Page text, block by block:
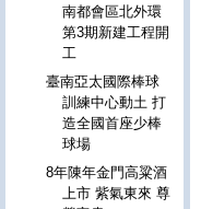
南都會區北外環
第3期新建工程開
工
臺南亞太國際棒球
訓練中心動土 打
造全國首座少棒
球場
8年陳年金門高粱酒
上市 紫氣東來 尊